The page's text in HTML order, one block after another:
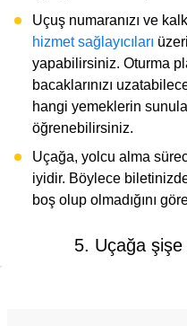
Uçuş numaranızı ve
hizmet sağlayıcıları
yapabilirsiniz. Oturma
bacaklarınızı
hangi yemeklerin
öğrenebilirsiniz.
Uçağa, yolcu alma
iyidir. Böylece
boş olup olmadığını
5. Uçağa şişe